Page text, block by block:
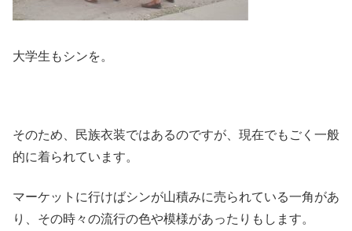
大学生もシンを。
そのため、民族衣装ではあるのですが、現在でもごく一般
的に着られています。
マーケットに行けばシンが山積みに売られている一角があ
り、その時々の流行の色や模様があったりもします。